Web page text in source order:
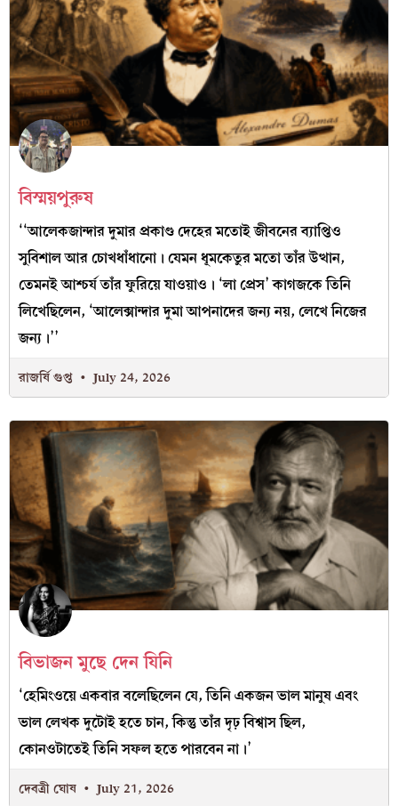
বিস্ময়পুরুষ
‘‘আলেকজান্দার দুমার প্রকাণ্ড দেহের মতোই জীবনের ব্যাপ্তিও
সুবিশাল আর চোখধাঁধানো। যেমন ধূমকেতুর মতো তাঁর উত্থান,
তেমনই আশ্চর্য তাঁর ফুরিয়ে যাওয়াও। ‘লা প্রেস’ কাগজকে তিনি
লিখেছিলেন, ‘আলেক্সান্দার দুমা আপনাদের জন্য নয়, লেখে নিজের
জন্য।’’
রাজর্ষি গুপ্ত July 24, 2026
বিভাজন মুছে দেন যিনি
‘হেমিংওয়ে একবার বলেছিলেন যে, তিনি একজন ভাল মানুষ এবং
ভাল লেখক দুটোই হতে চান, কিন্তু তাঁর দৃঢ় বিশ্বাস ছিল,
কোনওটাতেই তিনি সফল হতে পারবেন না।’
দেবত্রী ঘোষ July 21, 2026